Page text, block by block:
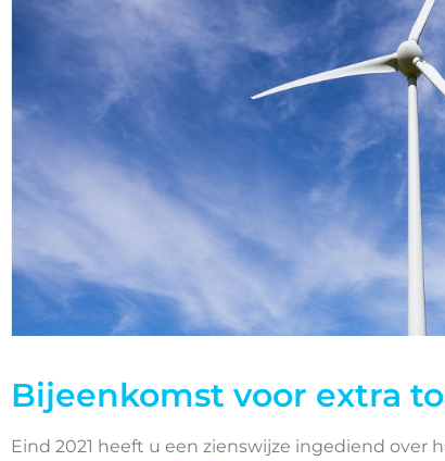
Bijeenkomst voor extra
Eind 2021 heeft u een zienswijze ingediend